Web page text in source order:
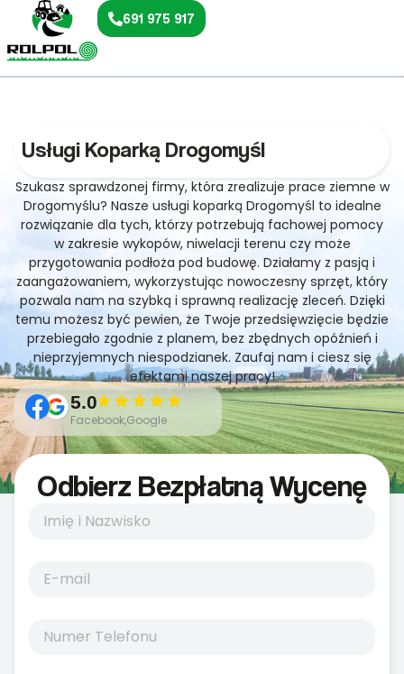
691 975 917
Usługi Koparką Drogomyśl
Szukasz sprawdzonej firmy, która zrealizuje prace ziemne w
Drogomyślu? Nasze usługi koparką Drogomyśl to idealne
rozwiązanie dla tych, którzy potrzebują fachowej pomocy
w zakresie wykopów, niwelacji terenu czy może
przygotowania podłoża pod budowę. Działamy z pasją i
zaangażowaniem, wykorzystując nowoczesny sprzęt, który
pozwala nam na szybką i sprawną realizację zleceń. Dzięki
temu możesz być pewien, że Twoje przedsięwzięcie będzie
przebiegało zgodnie z planem, bez zbędnych opóźnień i
nieprzyjemnych niespodzianek. Zaufaj nam i ciesz się
efektami naszej pracy!
5.0
Facebook,Google
Odbierz Bezpłatną Wycenę